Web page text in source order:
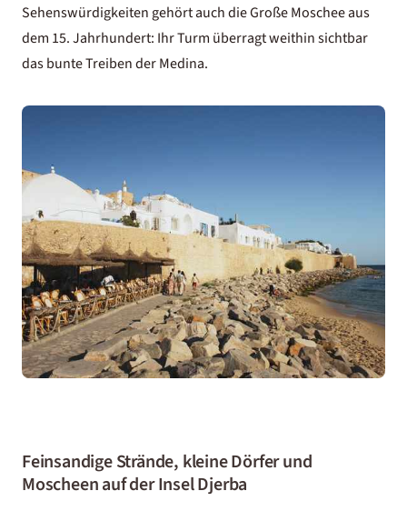
Sehenswürdigkeiten gehört auch die Große Moschee aus
dem 15. Jahrhundert: Ihr Turm überragt weithin sichtbar
das bunte Treiben der Medina.
Feinsandige Strände, kleine Dörfer und
Moscheen auf der Insel Djerba